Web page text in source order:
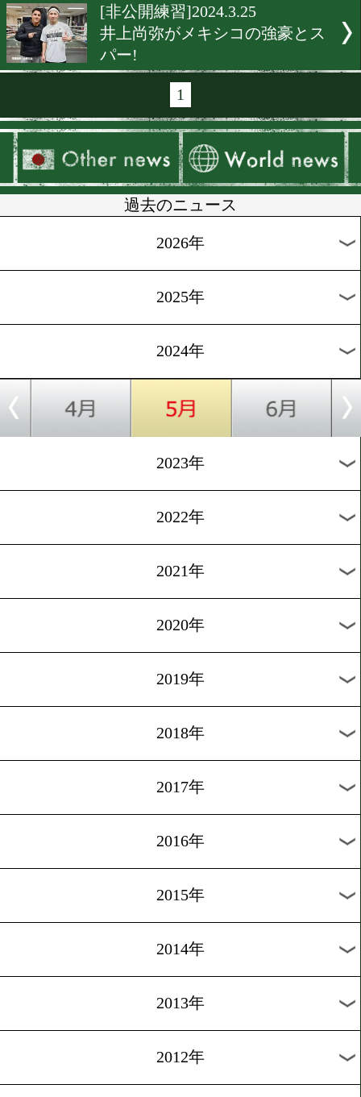
[公開練習]2024.4.3
堤駿斗! モレノ撃破に自信!
[前日計量]2024.3.30
ミドル級アジア2冠戦で国
と可兒栄樹が激突!
[インタビュー]2024.3.29
る」
[公開練習]2024.3.28
俺たちが重岡兄弟を倒す!
[非公開練習]2024.3.25
井上尚弥がメキシコの強豪
パー!
1
過去のニュース
2025年
2024年
2023年
2022年
2021年